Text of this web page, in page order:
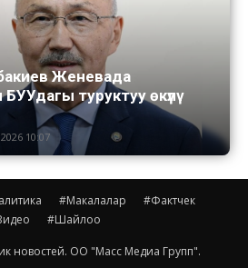
Женевада
туруктуу өкүлү
10:07
#Макалалар
#Фактчек
#Шайлоо
новостей. ОО "Масс Медиа Групп".